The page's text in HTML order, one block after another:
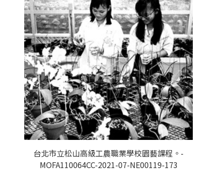
台北市立松山高級工農職業學校園藝課程。-
MOFA110064CC-2021-07-NE00119-173